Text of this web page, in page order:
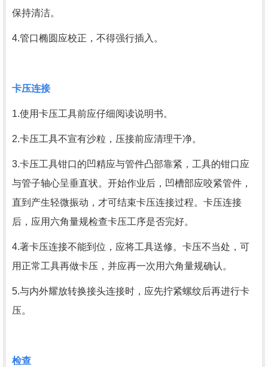
保持清洁。
4.管口椭圆应校正，不得强行插入。
卡压连接
1.使用卡压工具前应仔细阅读说明书。
2.卡压工具不宣有沙粒，压接前应清理干净。
3.卡压工具钳口的凹精应与管件凸部靠紧，工具的钳口应
与管子轴心呈垂直状。开始作业后，凹槽部应咬紧管件，
直到产生轻微振动，才可结束卡压连接过程。卡压连接
后，应用六角量规检查卡压工序是否完好。
4.著卡压连接不能到位，应将工具送修。卡压不当处，可
用正常工具再做卡压，并应再一次用六角量规确认。
5.与内外耀放转换接头连接时，应先拧紧螺纹后再进行卡
压。
检查